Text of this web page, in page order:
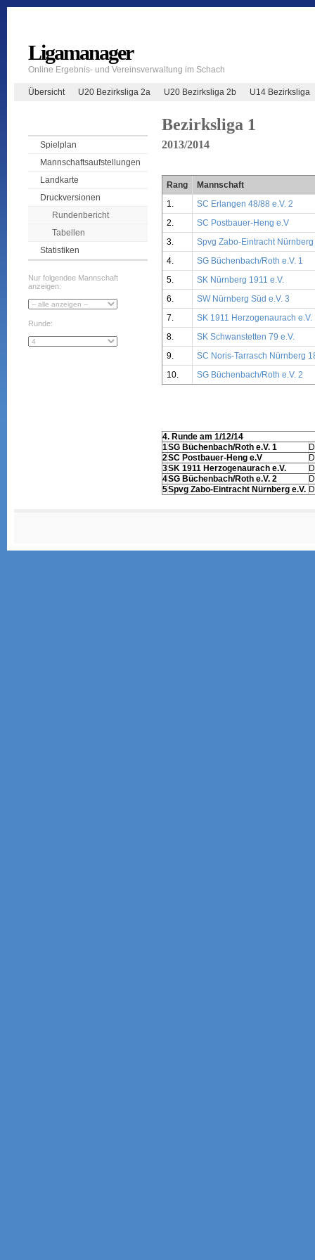
Ligamanager
Online Ergebnis- und Vereinsverwaltung im Schach
Übersicht U20 Bezirksliga 2a U20 Bezirksliga 2b U14 Bezirksliga
Spielplan
Mannschaftsaufstellungen
Landkarte
Druckversionen
Rundenbericht
Tabellen
Statistiken
Nur folgendee Mannschaft
anzeigen:
Runde:
Bezirksliga 1
2013/2014
Rang
Mannschaft
1.
SC Erlangen 48/88 e.V. 2
2.
SC Postbauer-Heng e.V
3.
Spvg Zabo-Eintracht Nürnberg
4.
SG Büchenbach/Roth e.V. 1
5.
SK Nürnberg 1911 e.V.
6.
SW Nürnberg Süd e.V. 3
7.
SK 1911 Herzogenaurach e.V.
8.
SK Schwanstetten 79 e.V.
9.
SC Noris-Tarrasch Nürnberg
10.
SG Büchenbach/Roth e.V. 2
4. Runde am 1/12/14
1SG Büchenbach/Roth e.V. 1
2SC Postbauer-Heng e.V
3SK 1911 Herzogenaurach e.V.
4SG Büchenbach/Roth e.V. 2
5Spvg Zabo-Eintracht Nürnberg e.V.